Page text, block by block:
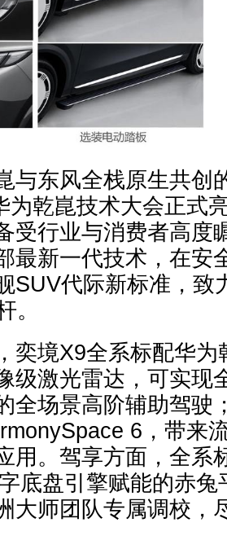
与东风全栈原生共创
为乾崑技术大会正式
受行业与消费者高度
最新一代技术，在安
SUV代际新标准，致
。
奕境X9全系标配华
级激光雷达，可实现
全场景高阶辅助驾驶
6，带来
用。驾享方面，全系
底盘引擎赋能的赤
大师团队专属调校，